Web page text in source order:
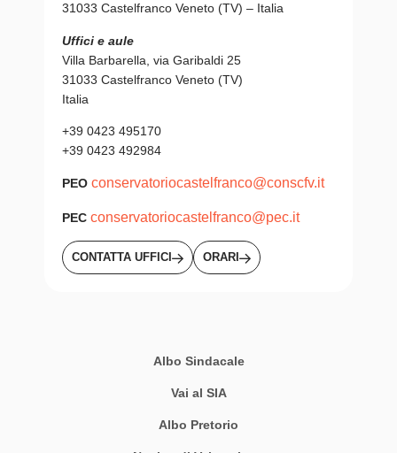
31033 Castelfranco Veneto (TV) – Italia
Uffici e aule
Villa Barbarella, via Garibaldi 25
31033 Castelfranco Veneto (TV)
Italia
+39 0423 495170
+39 0423 492984
PEO conservatoriocastelfranco@conscfv.it
PEC conservatoriocastelfranco@pec.it
CONTATTA UFFICI ORARI
Albo Sindacale
Vai al SIA
Albo Pretorio